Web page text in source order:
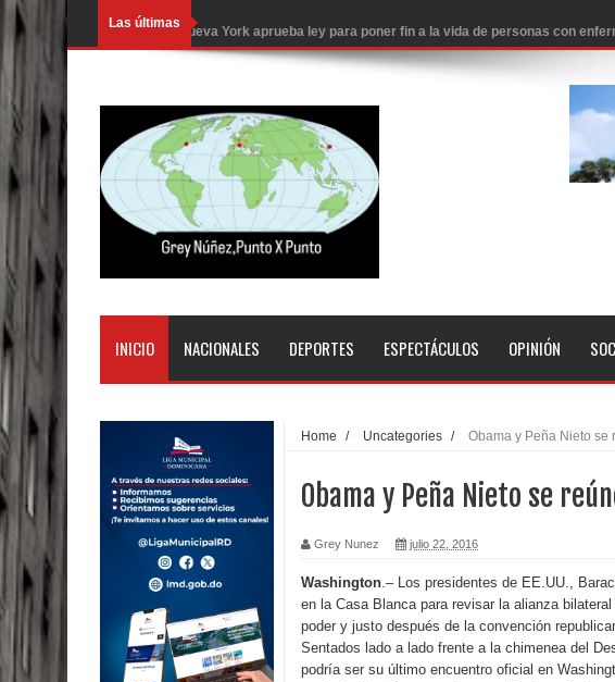
Las últimasNueva York aprueba ley para poner fin a la vida de personas con
Juan Luis Guerra cerrará los Juegos Centroamericanos SD 2026
En Santiago precio del botellón de agua sube a 90 pesos
Entre 20 y 40 inmigrantes al día son detenidos en los aeropuertos de
Belkis Concepción será intervenida por un delicado problema cardíaco
Abel Martínez llama a los dominicanos a unirse para sacar al PRM del
PRM votará “por aclamación” a sus nuevas autoridades
El expresidente peruano Ollanta Humala queda en libertad tras la
DIGEIG y Liga Municipal Dominicana impulsan nuevas metas de
La Fiscalía de Bolivia ordena la detención del expresidente Evo Morales
Calor extremo para este jueves en gran parte del territorio nacional
Miles de marroquíes cruzan la frontera en masa para entrar a España
TC declara inconstitucional decreto sobre horarios de venta de
Congreso
INICIO NACIONALES DEPORTES ESPECTÁCULOS OPINIÓN
Home / Uncategories / Obama y Peña Nieto se
Obama y Peña Nieto se
Grey Nunez julio 22, 2016
Washington.– Los presidentes de EE.UU.,
en la Casa Blanca para revisar la alianza
poder y justo después de la convención
Sentados lado a lado frente a la chimenea del
podría ser su último encuentro oficial en